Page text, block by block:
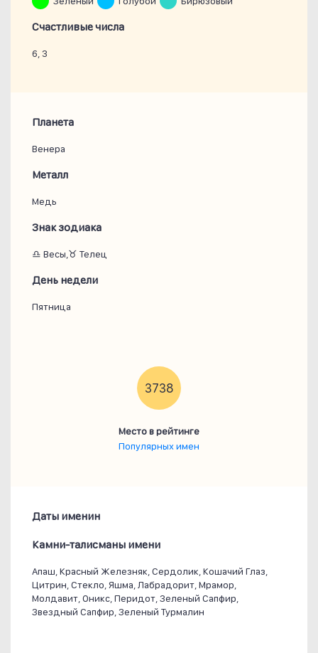
Счастливые числа
6, 3
Планета
Венера
Металл
Медь
Знак зодиака
♎ Весы,♉ Телец
День недели
Пятница
3738
Место в рейтинге
Популярных имен
Даты именин
Камни-талисманы имени
Апаш, Красный Железняк, Сердолик, Кошачий Глаз,
Цитрин, Стекло, Яшма, Лабрадорит, Мрамор,
Молдавит, Оникс, Перидот, Зеленый Сапфир,
Звездный Сапфир, Зеленый Турмалин